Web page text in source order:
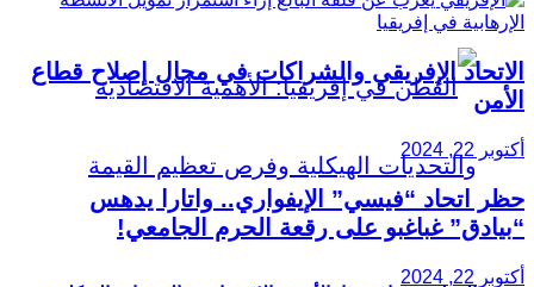
الاتحاد الإفريقي والشراكات في مجال إصلاح قطاع
الأمن
أكتوبر 22, 2024
حظر اتحاد “فيسي” الإيفواري.. واتارا يدهس
“بيادق” غباغبو على رقعة الحرم الجامعي!
أكتوبر 22, 2024